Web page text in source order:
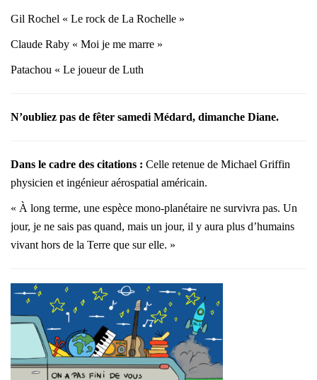
Gil Rochel « Le rock de La Rochelle »
Claude Raby « Moi je me marre »
Patachou « Le joueur de Luth
N’oubliez pas de fêter samedi Médard, dimanche Diane.
Dans le cadre des citations : Celle retenue de Michael Griffin
physicien et ingénieur aérospatial américain.
« À long terme, une espèce mono-planétaire ne survivra pas. Un
jour, je ne sais pas quand, mais un jour, il y aura plus d’humains
vivant hors de la Terre que sur elle. »